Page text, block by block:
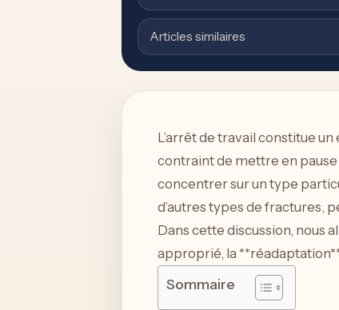
Articles similaires
L’arrêt de travail constitue un
contraint de mettre en pause
concentrer sur un type
d’autres types de fractures,
Dans cette discussion, nous
approprié, la
Sommaire